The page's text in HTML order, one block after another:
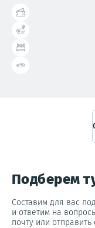
Подберем
Составим для вас
и ответим на
почту или